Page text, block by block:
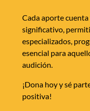
Cada aporte
significativo,
especializados,
esencial para
audición.
¡Dona hoy y sé
positiva!